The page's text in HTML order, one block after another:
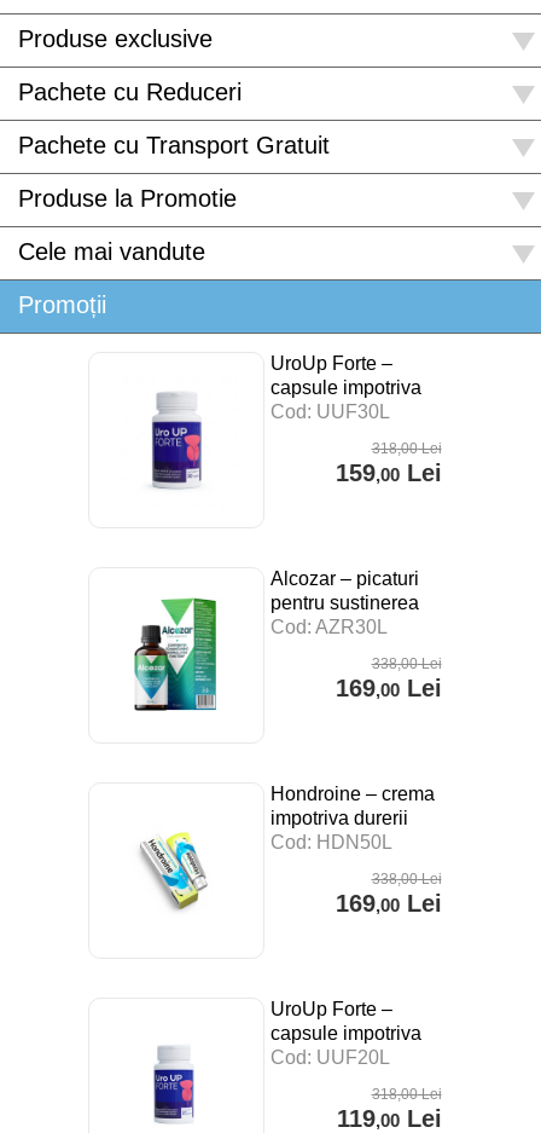
Produse exclusive
Pachete cu Reduceri
Pachete cu Transport Gratuit
Produse la Promotie
Cele mai vandute
Promoții
UroUp Forte –
capsule impotriva
prostatitei – 30 cps
Cod: UUF30L
318,00Lei
159,00Lei
Alcozar – picaturi
pentru sustinerea
digestiei, a
impotriva stresului –
Cod: AZR30L
338,00Lei
169,00Lei
Hondroine – crema
impotriva durerii
articulare – 50 ml
Cod: HDN50L
338,00Lei
169,00Lei
UroUp Forte –
capsule impotriva
prostatitei – 20 cps
Cod: UUF20L
318,00Lei
119,00Lei